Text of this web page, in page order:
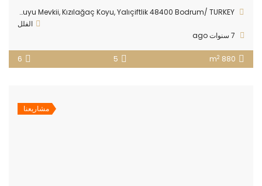
Bodrum Gerenkuyu Mevkii, Kızılağaç Koyu, Yalıçiftlik 48400 Bodrum/ TURKEY
الفلل
880 m
2
5
6
مشاريعنا